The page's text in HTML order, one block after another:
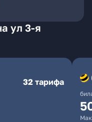
ул 3-я
32 тарифа